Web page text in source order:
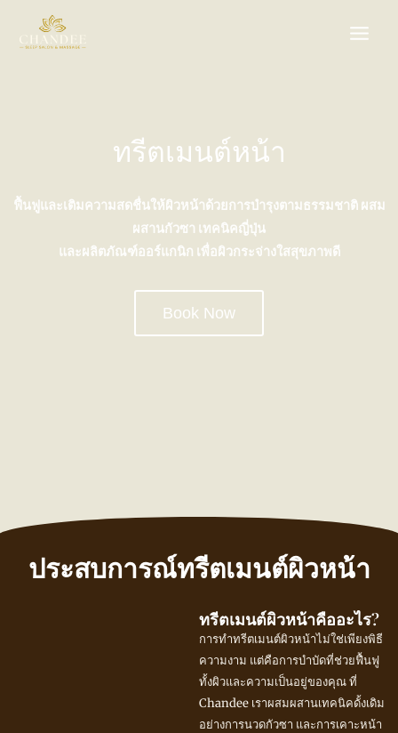
ทรีตเมนต์หน้า
ฟื้นฟูและเติมความสดชื่นให้ผิวหน้าด้วยการบำรุงตามธรรมชาติ ผสม
ผสานกัวซา เทคนิคญี่ปุ่น
และผลิตภัณฑ์ออร์แกนิก เพื่อผิวกระจ่างใสสุขภาพดี
Book Now
ประสบการณ์ทรีตเมนต์ผิวหน้า
ทรีตเมนต์ผิวหน้าคืออะไร?
การทำทรีตเมนต์ผิวหน้าไม่ใช่เพียงพิธี
ความงาม แต่คือการบำบัดที่ช่วยฟื้นฟู
ทั้งผิวและความเป็นอยู่ของคุณ ที่
Chandee เราผสมผสานเทคนิคดั้งเดิม
อย่างการนวดกัวซา และการเคาะหน้า